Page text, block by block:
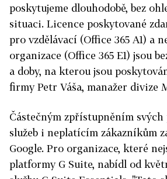
poskytujeme dlouhodobě, bez
situaci. Licence poskytované
pro vzdělávací (Office 365 A1) a
organizace (Office 365 E1) jsou
a doby, na kterou jsou
firmy Petr Váša, manažer divize
Částečným zpřístupněním svých
služeb i neplatícím zákazníkům
Google. Pro organizace, které
platformy G Suite, nabídl od